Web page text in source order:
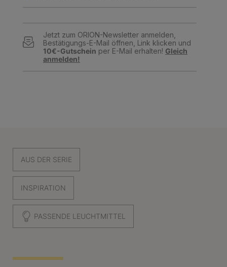
Jetzt zum ORION-Newsletter anmelden,
Bestätigungs-E-Mail öffnen, Link klicken und
10€-Gutschein per E-Mail erhalten! Gleich
anmelden!
AUS DER SERIE
INSPIRATION
PASSENDE LEUCHTMITTEL